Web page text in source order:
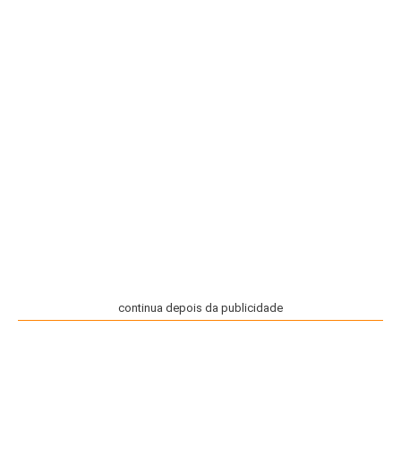
continua depois da publicidade